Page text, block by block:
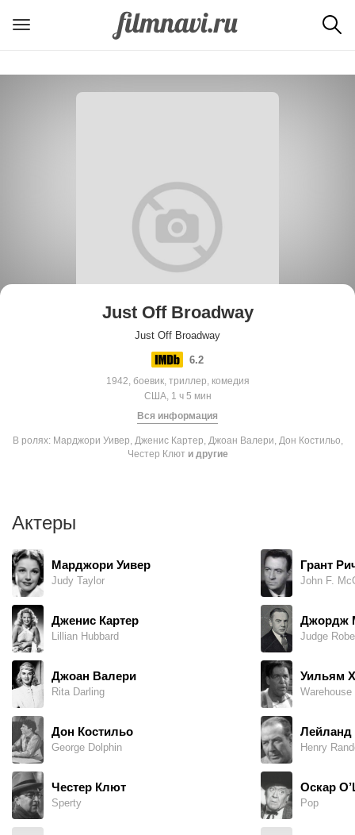
Just Off Broadway
Just Off Broadway
6.2
1942, боевик, триллер, комедия
США, 1 ч 5 мин
Вся информация
В ролях: Марджори Уивер, Дженис Картер, Джоан Валери, Дон Костильо,
Честер Клют и другие
Актеры
Марджори Уивер
Judy Taylor
Дженис Картер
Lillian Hubbard
Джоан Валери
Rita Darling
Дон Костильо
George Dolphin
Честер Клют
Sperty
Грант
Джордж
Judge
Уильям
Лейланд
Henry
Оскар
Pop